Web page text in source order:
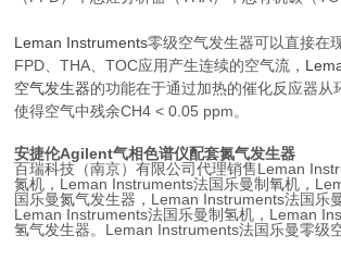
Leman Instruments零级空气发生器可以直接在
FPD、THA、TOC应用产生连续的空气流，
空气发生器的功能在于通过加热的催化反应器从
使得空气中残余CH4 < 0.05 ppm。
安捷伦Agilent气相色谱仪配套氮气发生器
百瑞科技（南京）有限公司代理销售Leman
氮机 ， Leman Instruments法国乐曼制氧机，
国乐曼氮气发生器， Leman Instruments法国乐
Leman Instruments法国乐曼制氢机， Leman
氢气发生器。Leman Instruments法国乐曼零级